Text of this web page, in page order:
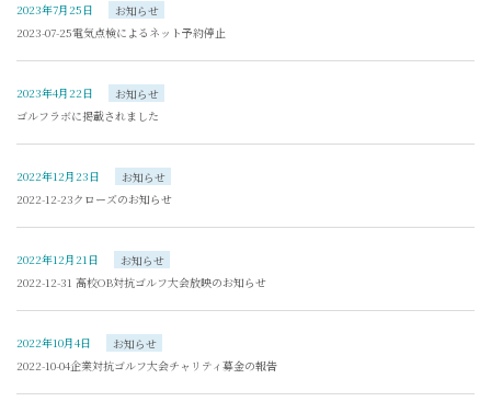
2023年7月25日
お知らせ
2023-07-25電気点検によるネット予約停止
2023年4月22日
お知らせ
ゴルフラボに掲載されました
2022年12月23日
お知らせ
2022-12-23クローズのお知らせ
2022年12月21日
お知らせ
2022-12-31 高校OB対抗ゴルフ大会放映のお知らせ
2022年10月4日
お知らせ
2022-10-04企業対抗ゴルフ大会チャリティ募金の報告